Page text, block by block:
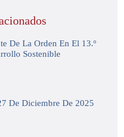
De La Orden En El 13.º
Sostenible
De Diciembre De 2025